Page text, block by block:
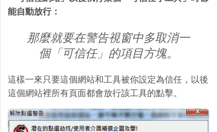
能自動放行：
那麼就要在警告視窗中多取消一
個「可信任」的項目方塊。
這樣一來只要這個網站和工具被你設定為信任，以後
這個網站裡所有頁面都會放行該工具的點擊。